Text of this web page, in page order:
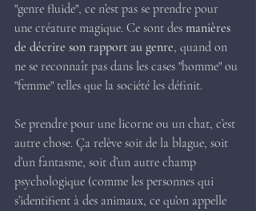
"genre fluide", ce n’est pas se prendre pour
une créature magique. Ce sont des manières
de décrire son rapport au genre, quand on
ne se reconnaît pas dans les cases "homme" ou
"femme" telles que la société les définit.
Se prendre pour une licorne ou un chat, c’est
autre chose. Ça relève soit de la blague, soit
d’un fantasme, soit d’un autre champ
psychologique (comme les personnes qui
s’identifient à des animaux, ce qu’on appelle